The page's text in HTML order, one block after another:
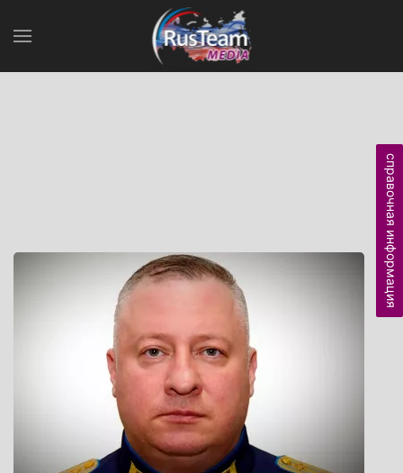
справочная информация